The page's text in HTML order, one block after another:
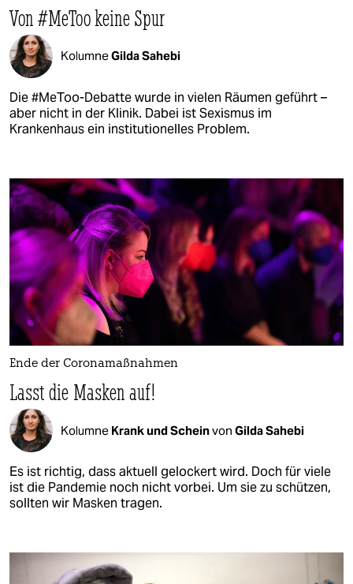
Von #MeToo keine Spur
KolumneGilda Sahebi
Die #MeToo-Debatte wurde in vielen Räumen geführt –
aber nicht in der Klinik. Dabei ist Sexismus im
Krankenhaus ein institutionelles Problem.
Ende der Coronamaßnahmen
Lasst die Masken auf!
Kolumne Krank und Scheinvon Gilda Sahebi
Es ist richtig, dass aktuell gelockert wird. Doch für viele
ist die Pandemie noch nicht vorbei. Um sie zu schützen,
sollten wir Masken tragen.